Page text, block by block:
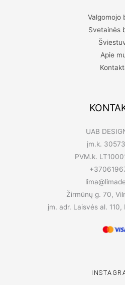
Valgomojo
Svetainės
Apie
UAB
įm.k.
PVM.k.
Žirmūnų g. 70,
įm. adr. Laisvės al.